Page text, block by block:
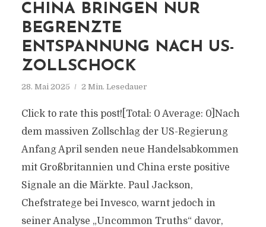
HINA BRINGEN NUR B
EGRENZTE E
NTSPANNUNG NACH US-Z
OLLSCHOCK
28. Mai 2025 2 Min. Lesedauer
Click to rate this post![Total: 0 Average: 0]Nach
dem massiven Zollschlag der US-Regierung
Anfang April senden neue Handelsabkommen
mit Großbritannien und China erste positive
Signale an die Märkte. Paul Jackson,
Chefstratege bei Invesco, warnt jedoch in
seiner Analyse „Uncommon Truths“ davor,